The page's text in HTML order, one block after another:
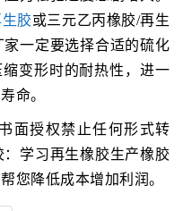
胶或三元乙丙橡胶/再生
一定要选择合适的硫化
变形时的耐热性，进一
命。
面授权禁止任何形式转
学习再生橡胶生产橡胶
您降低成本增加利润。